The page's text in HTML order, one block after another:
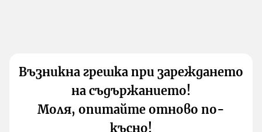
Възникна грешка при зареждането
на съдържанието!
Моля, опитайте отново по-
късно!